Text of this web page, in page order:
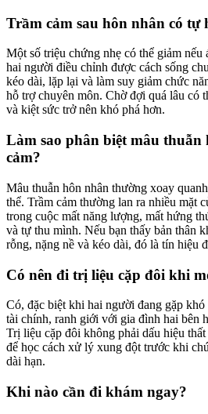
Trầm cảm sau hôn nhân có tự
Một số triệu chứng nhẹ có thể giảm
hai người điều chỉnh được cách sống
kéo dài, lặp lại và làm suy giảm chức
hỗ trợ chuyên môn. Chờ đợi quá lâu có
và kiệt sức trở nên khó phá hơn.
Làm sao phân biệt mâu
cảm?
Mâu thuẫn hôn nhân thường xoay
thể. Trầm cảm thường lan ra nhiều mặt
trong cuộc mất năng lượng, mất hứng
và tự thu mình. Nếu bạn thấy bản thân
rỗng, nặng nề và kéo dài, đó là tín hiệu
Có nên đi trị liệu cặp đôi khi
Có, đặc biệt khi hai người đang gặp
tài chính, ranh giới với gia đình hai bên
Trị liệu cặp đôi không phải dấu hiệu
để học cách xử lý xung đột trước khi
dài hạn.
Khi nào cần đi khám ngay?